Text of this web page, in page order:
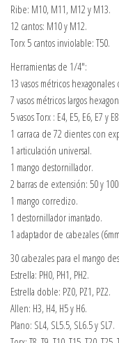
Ribe: M10, M11, M12 y M13.
12 cantos: M10 y M12.
Torx 5 cantos inviolable: T50.
Herramientas de 1/4″:
13 vasos métricos
7 vasos métricos largos
5 vasos Torx : E4, E5, E6, E7 y
1 carraca de 72 dientes con
1 articulación universal.
1 mango destornillador.
2 barras de extensión: 50 y
1 mango corredizo.
1 destornillador imantado.
1 adaptador de cabezales
30 cabezales para el mango
Estrella: PH0, PH1, PH2.
Estrella doble: PZ0, PZ1, PZ2.
Allen: H3, H4, H5 y H6.
Plano: SL4, SL5.5, SL6.5 y SL7.